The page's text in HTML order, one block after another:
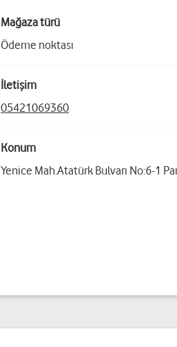
Mağaza türü
Ödeme noktası
İletişim
05421069360
Konum
Yenice Mah.Atatürk Bulvarı No:6-1